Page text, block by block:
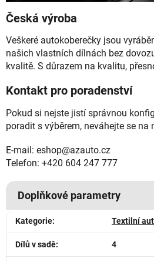
Česká výroba
Veškeré autokoberečky jsou
našich vlastních dílnách bez
kvalitě. S důrazem na kvalitu,
Kontakt pro poradenství
Pokud si nejste jistí správnou
poradit s výběrem, neváhejte se na
E-mail: eshop@azauto.cz
Telefon: +420 604 247 777
Doplňkové parametry
Kategorie: Textilní
Dílů v sadě: 4